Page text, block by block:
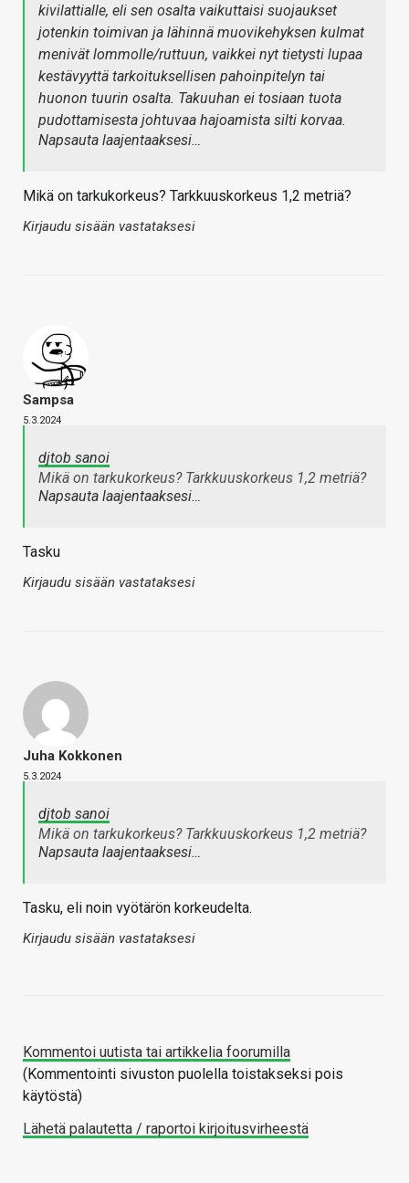
kivilattialle, eli sen osalta vaikuttaisi suojaukset
jotenkin toimivan ja lähinnä muovikehyksen kulmat
menivät lommolle/ruttuun, vaikkei nyt tietysti lupaa
kestävyyttä tarkoituksellisen pahoinpitelyn tai
huonon tuurin osalta. Takuuhan ei tosiaan tuota
pudottamisesta johtuvaa hajoamista silti korvaa.
Napsauta laajentaaksesi…
Mikä on tarkukorkeus? Tarkkuuskorkeus 1,2 metriä?
Kirjaudu sisään vastataksesi
Sampsa
5.3.2024
djtob sanoi
Mikä on tarkukorkeus? Tarkkuuskorkeus 1,2 metriä?
Napsauta laajentaaksesi…
Tasku
Kirjaudu sisään vastataksesi
Juha Kokkonen
5.3.2024
djtob sanoi
Mikä on tarkukorkeus? Tarkkuuskorkeus 1,2 metriä?
Napsauta laajentaaksesi…
Tasku, eli noin vyötärön korkeudelta.
Kirjaudu sisään vastataksesi
Kommentoi uutista tai artikkelia foorumilla
(Kommentointi sivuston puolella toistakseksi pois
käytöstä)
Lähetä palautetta / raportoi kirjoitusvirheestä